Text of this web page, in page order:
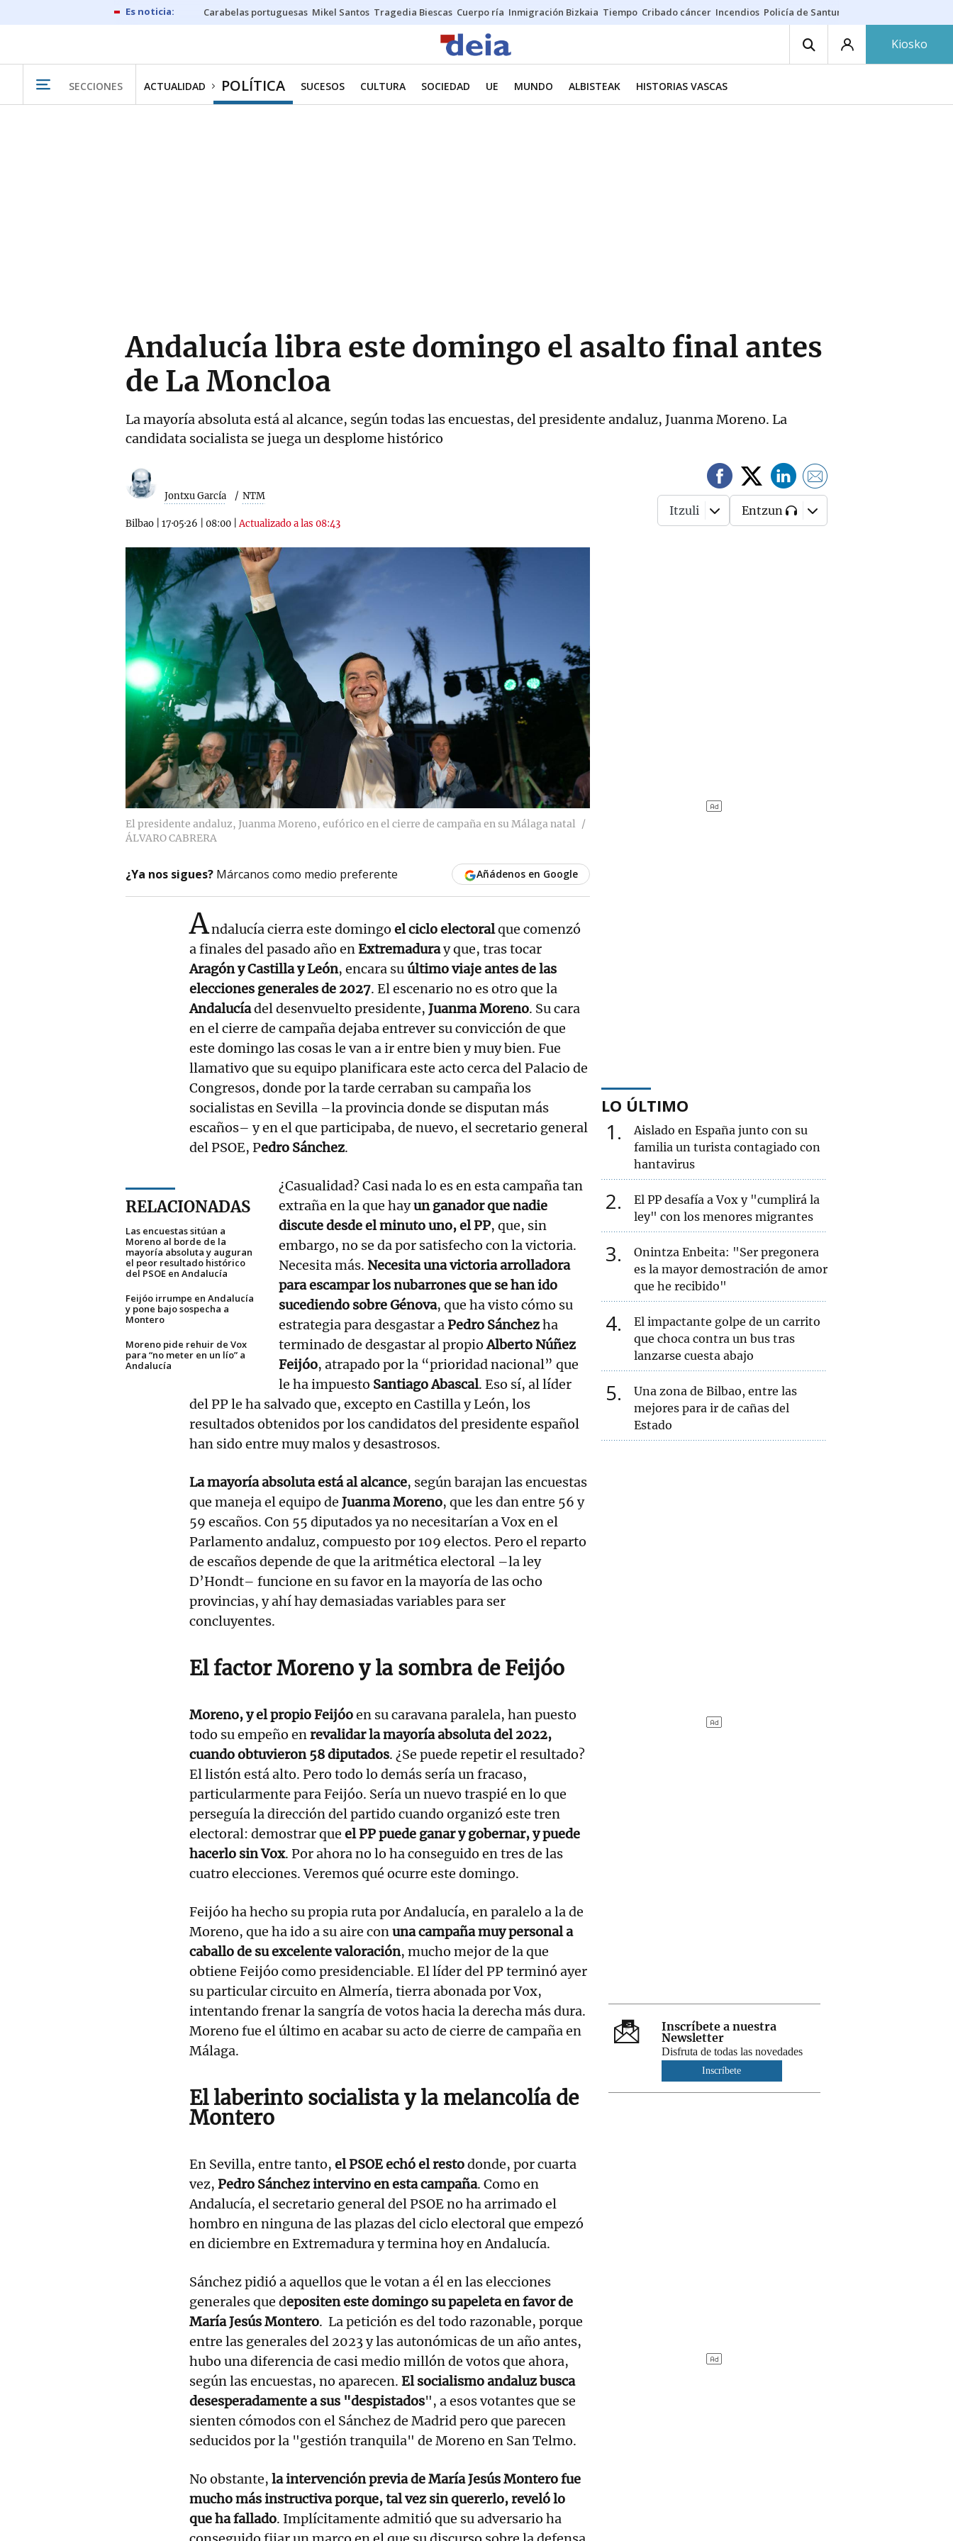
Carabelas portuguesas Mikel Santos Tragedia Biescas Cuerpo ría Inmigración Bizkaia Tiempo Cribado cáncer Incendios Policía de Santurtzi
Kiosko
SECCIONES ACTUALIDAD POLÍTICA SUCESOS CULTURA SOCIEDAD UE MUNDO ALBISTEAK HISTORIAS VASCAS
Andalucía libra este domingo el asalto final antes
de La Moncloa
La mayoría absoluta está al alcance, según todas las encuestas, del presidente andaluz, Juanma Moreno. La
candidata socialista se juega un desplome histórico
Jontxu García NTM
Bilbao 17·05·26 08:00 |Actualizado a las 08:43
Itzuli Entzun
El presidente andaluz, Juanma Moreno, eufórico en el cierre de campaña en su Málaga natal
ÁLVARO CABRERA
¿Ya nos sigues? Márcanos como medio preferente Añádenos en Google
Andalucía cierra este domingo el ciclo electoralque comenzó
a finales del pasado año enExtremaduray que, tras tocar
Aragón y Castilla y León, encara suúltimo viaje antes de las
elecciones generales de 2027. El escenario no es otro que la
Andalucíadel desenvuelto presidente, Juanma Moreno. Su cara
en el cierre de campaña dejaba entrever su convicción de que
este domingo las cosas le van a ir entre bien y muy bien. Fue
llamativo que su equipo planificara este acto cerca del Palacio de
Congresos, donde por la tarde cerraban su campaña los
socialistas en Sevilla –la provincia donde se disputan más
escaños– y en el que participaba, de nuevo, el secretario general
del PSOE, Pedro Sánchez.
RELACIONADAS
Las encuestas sitúan a
Moreno al borde de la
mayoría absoluta y auguran
el peor resultado histórico
del PSOE en Andalucía
Feijóo irrumpe en Andalucía
y pone bajo sospecha a
Montero
Moreno pide rehuir de Vox
para “no meter en un lío” a
Andalucía
¿Casualidad? Casi nada lo es en esta campaña tan
extraña en la que hayun ganador que nadie
discute desde el minuto uno, el PP, que, sin
embargo, no se da por satisfecho con la victoria.
Necesita más. Necesita una victoria arrolladora
para escampar los nubarrones que se han ido
sucediendo sobre Génova, que ha visto cómo su
estrategia para desgastar aPedro Sánchezha
terminado de desgastar al propioAlberto Núñez
Feijóo, atrapado por la “prioridad nacional” que
le ha impuesto Santiago Abascal. Eso sí, al líder
del PP le ha salvado que, excepto en Castilla y León, los
resultados obtenidos por los candidatos del presidente español
han sido entre muy malos y desastrosos.
La mayoría absoluta está al alcance, según barajan las encuestas
que maneja el equipo de Juanma Moreno, que les dan entre 56 y
59 escaños. Con 55 diputados ya no necesitarían a Vox en el
Parlamento andaluz, compuesto por 109 electos. Pero el reparto
de escaños depende de que la aritmética electoral –la ley
D’Hondt– funcione en su favor en la mayoría de las ocho
provincias, y ahí hay demasiadas variables para ser
concluyentes.
El factor Moreno y la sombra de Feijóo
Moreno, y el propio Feijóoen su caravana paralela, han puesto
todo su empeño enrevalidar la mayoría absoluta del 2022,
cuando obtuvieron 58 diputados. ¿Se puede repetir el resultado?
El listón está alto. Pero todo lo demás sería un fracaso,
particularmente para Feijóo. Sería un nuevo traspié en lo que
perseguía la dirección del partido cuando organizó este tren
electoral: demostrar que el PP puede ganar y gobernar, y puede
hacerlo sin Vox. Por ahora no lo ha conseguido en tres de las
cuatro elecciones. Veremos qué ocurre este domingo.
Feijóo ha hecho su propia ruta por Andalucía, en paralelo a la de
Moreno, que ha ido a su aire conuna campaña muy personal a
caballo de su excelente valoración, mucho mejor de la que
obtiene Feijóo como presidenciable. El líder del PP terminó ayer
su particular circuito en Almería, tierra abonada por Vox,
intentando frenar la sangría de votos hacia la derecha más dura.
Moreno fue el último en acabar su acto de cierre de campaña en
Málaga.
El laberinto socialista y la melancolía de
Montero
En Sevilla, entre tanto, el PSOE echó el restodonde, por cuarta
vez, Pedro Sánchez intervino en esta campaña. Como en
Andalucía, el secretario general del PSOE no ha arrimado el
hombro en ninguna de las plazas del ciclo electoral que empezó
en diciembre en Extremadura y termina hoy en Andalucía.
Sánchez pidió a aquellos que le votan a él en las elecciones
generales que depositen este domingo su papeleta en favor de
María Jesús Montero. La petición es del todo razonable, porque
entre las generales del 2023 y las autonómicas de un año antes,
hubo una diferencia de casi medio millón de votos que ahora,
según las encuestas, no aparecen. El socialismo andaluz busca
desesperadamente a sus "despistados", a esos votantes que se
sienten cómodos con el Sánchez de Madrid pero que parecen
seducidos por la "gestión tranquila" de Moreno en San Telmo.
No obstante, la intervención previa de María Jesús Montero fue
mucho más instructiva porque, tal vez sin quererlo, reveló lo
que ha fallado. Implícitamente admitió que su adversario ha
LO ÚLTIMO
1
Aislado en España junto con su
familia un turista contagiado con
hantavirus
2
El PP desafía a Vox y "cumplirá la
ley" con los menores migrantes
3
Onintza Enbeita: "Ser pregonera
es la mayor demostración de amor
que he recibido"
4
El impactante golpe de un carrito
que choca contra un bus tras
lanzarse cuesta abajo
5
Una zona de Bilbao, entre las
mejores para ir de cañas del
Estado
Inscríbete a nuestra
Newsletter
Disfruta de todas las novedades
Inscríbete